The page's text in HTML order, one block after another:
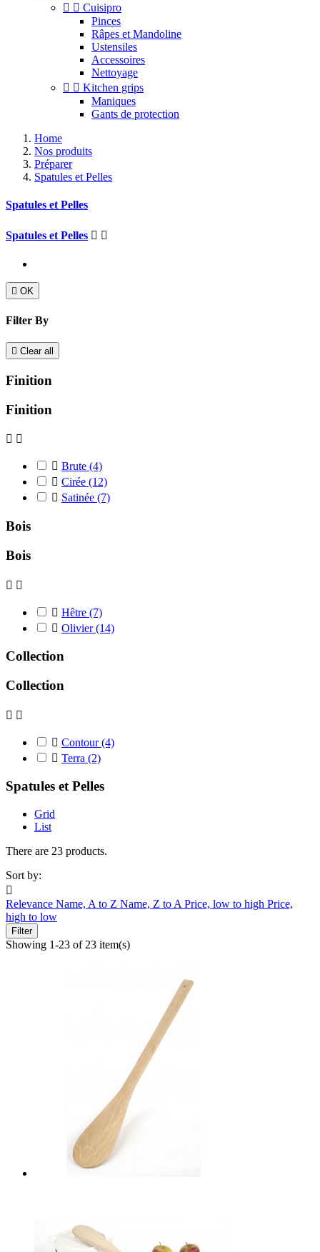
  Cuisipro
Pinces
Râpes et Mandoline
Ustensiles
Accessoires
Nettoyage
  Kitchen grips
Maniques
Gants de protection
Home
Nos produits
Préparer
Spatules et Pelles
Spatules et Pelles
Spatules et Pelles  
 OK
Filter By
 Clear all
Finition
Finition
 
 Brute (4)
 Cirée (12)
 Satinée (7)
Bois
Bois
 
 Hêtre (7)
 Olivier(14)
Collection
Collection
 
 Contour(4)
 Terra (2)
Spatules et Pelles
Grid
List
There are 23 products.
Sort by:

Relevance Name, A to Z Name, Z to A Price, low to high Price,
high to low
Filter
Showing 1-23 of 23 item(s)